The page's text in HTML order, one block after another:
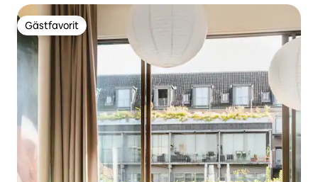
Gästfavorit
Gästfavorit